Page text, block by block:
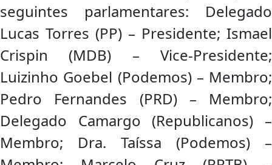
seguintes parlamentares: Delegado
Lucas Torres (PP) – Presidente; Ismael
Crispin (MDB) – Vice-Presidente;
Luizinho Goebel (Podemos) – Membro;
Pedro Fernandes (PRD) – Membro;
Delegado Camargo (Republicanos) –
Membro; Dra. Taíssa (Podemos) –